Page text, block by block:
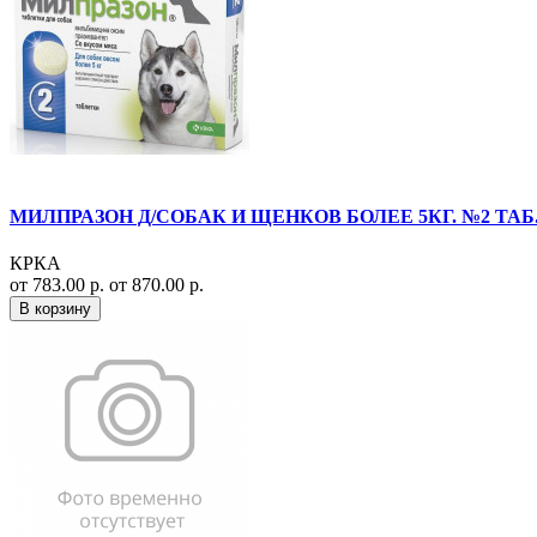
МИЛПРАЗОН Д/СОБАК И ЩЕНКОВ БОЛЕЕ 5КГ. №2 ТАБ.
КРКА
от 783.00 р. от 870.00 р.
В корзину